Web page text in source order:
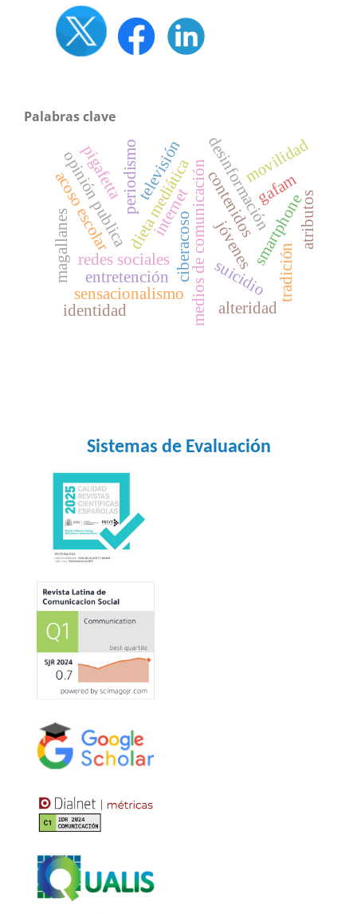
Palabras clave
dieta mediática jóvenes
medios de comunicación
redes sociales
desinformación
acoso escolar ciberacoso suicidio
opinión publicaperiodismo
sensacionalismo
televisión
smartphone
movilidad
contenidos
entretención
alteridad
magallanes atributos
pigafetta
identidad
tradición
internet gafam
Sistemas de Evaluación